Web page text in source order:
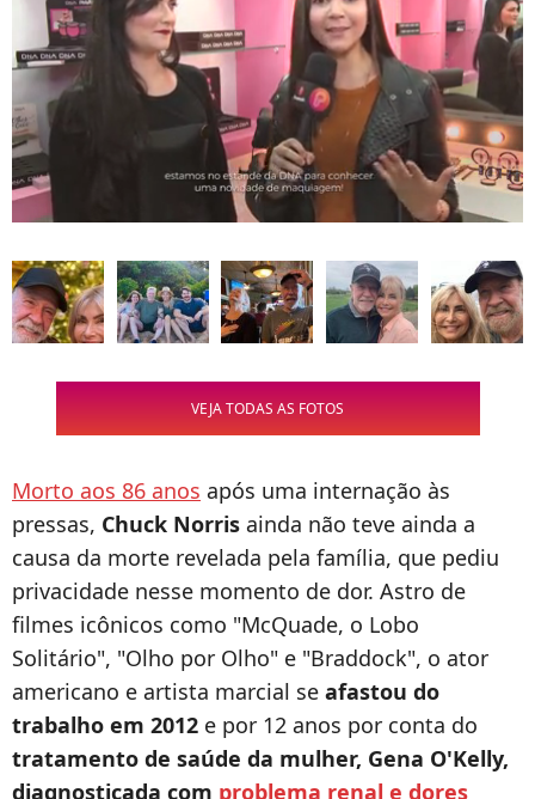
VEJA TODAS AS FOTOS
Morto aos 86 anos após uma internação às
pressas, Chuck Norris ainda não teve ainda a
causa da morte revelada pela família, que pediu
privacidade nesse momento de dor. Astro de
filmes icônicos como "McQuade, o Lobo
Solitário", "Olho por Olho" e "Braddock", o ator
americano e artista marcial se afastou do
trabalho em 2012 e por 12 anos por conta do
tratamento de saúde da mulher, Gena O'Kelly,
diagnosticada com problema renal e dores